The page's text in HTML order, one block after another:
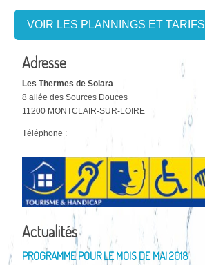
VOIR LES PLANNINGS ET TARIFS
Adresse
Les Thermes de Solara
8 allée des Sources Douces
11200 MONTCLAIR-SUR-LOIRE
Téléphone :
Actualités
PROGRAMME POUR LE MOIS DE MAI 2018